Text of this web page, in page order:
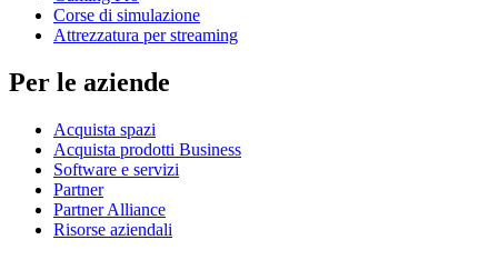
Corse di simulazione
Attrezzatura per streaming
Per le aziende
Acquista spazi
Acquista prodotti Business
Software e servizi
Partner
Partner Alliance
Risorse aziendali